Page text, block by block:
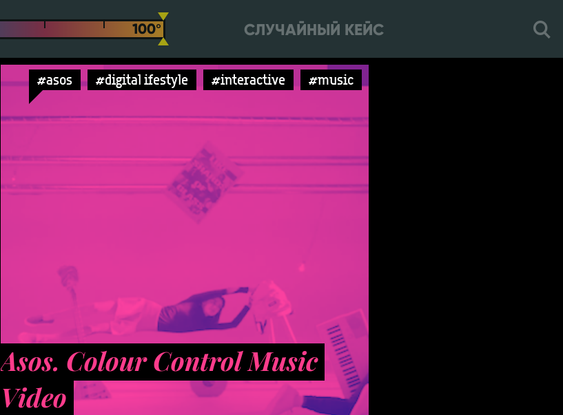
СЛУЧАЙНЫЙ КЕЙС
#asos #digital ifestyle #interactive #music
Asos. Colour Control Music
Video